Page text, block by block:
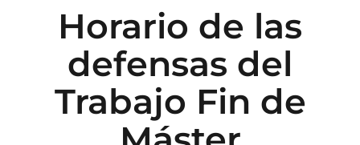
Horario de las
defensas del
Trabajo Fin de